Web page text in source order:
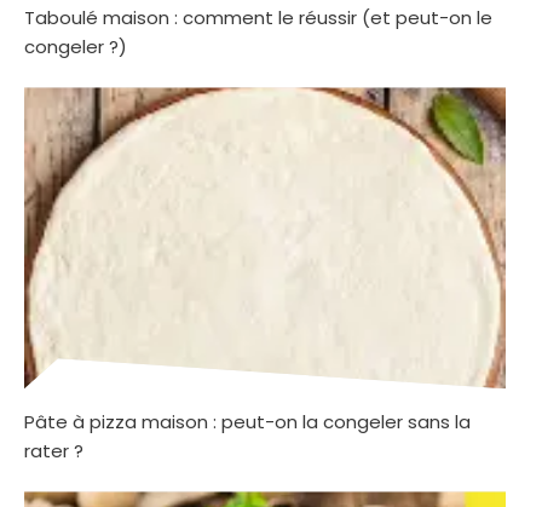
Taboulé maison : comment le réussir (et peut-on le
congeler ?)
Pâte à pizza maison : peut-on la congeler sans la
rater ?